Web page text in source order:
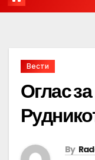
Вести
Оглас
By